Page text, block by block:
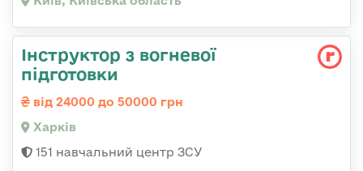
Інструктор з вогневої
підготовки
від 24000 до 50000 грн
Харків
151 навчальний центр ЗСУ